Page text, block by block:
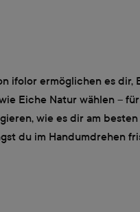
ifolor ermöglichen es
Eiche Natur wählen –
wie es dir am
du im Handumdrehen